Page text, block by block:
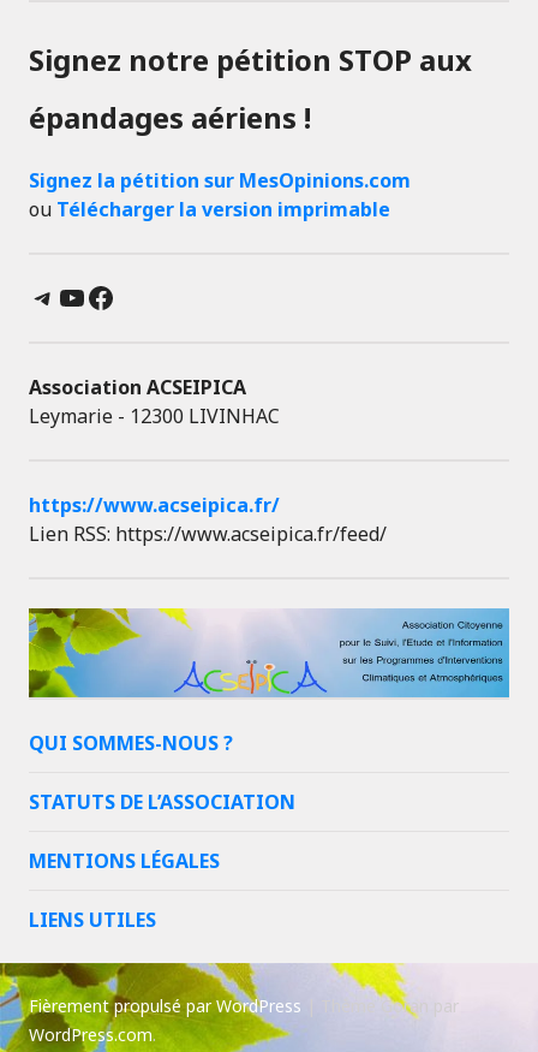
Signez notre pétition STOP aux
épandages aériens !
Signez la pétition sur MesOpinions.com
ou Télécharger la version imprimable
Telegram
YouTube
Facebook
Association ACSEIPICA
Leymarie - 12300 LIVINHAC
https://www.acseipica.fr/
Lien RSS: https://www.acseipica.fr/feed/
QUI SOMMES-NOUS ?
STATUTS DE L’ASSOCIATION
MENTIONS LÉGALES
LIENS UTILES
Fièrement propulsé par WordPress
Thème Goran par
WordPress.com.